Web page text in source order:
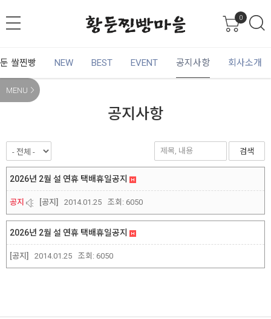
0
쌀찐빵 NEW BEST EVENT 공지사항 회사소개
MENU
공지사항
검색
공지 [공지]
2026년 2월 설 연휴 택배휴일공지
2014.01.25 조회: 6050
[공지]
2026년 2월 설 연휴 택배휴일공지
2014.01.25 조회: 6050